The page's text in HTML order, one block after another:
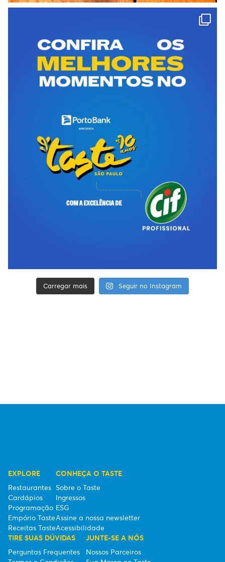
Carregar mais Seguir no Instagram
EXPLORE
Restaurantes
Cardápios
Programação
Empório Taste
Receitas Taste
CONHEÇA O TASTE
Sobre o Taste
Ingressos
ESG
Assine a nossa newsletter
Acessibilidade
TIRE SUAS DÚVIDAS
Perguntas Frequentes
JUNTE-SE A NÓS
Nossos Parceiros